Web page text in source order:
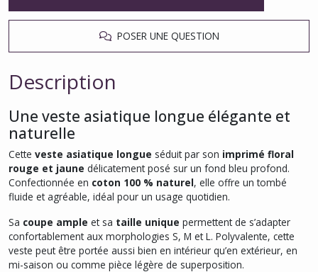
POSER UNE QUESTION
Description
Une veste asiatique longue élégante et
naturelle
Cette veste asiatique longue séduit par son imprimé floral
rouge et jaune délicatement posé sur un fond bleu profond.
Confectionnée en coton 100 % naturel, elle offre un tombé
fluide et agréable, idéal pour un usage quotidien.
Sa coupe ample et sa taille unique permettent de s’adapter
confortablement aux morphologies S, M et L. Polyvalente, cette
veste peut être portée aussi bien en intérieur qu’en extérieur, en
mi-saison ou comme pièce légère de superposition.